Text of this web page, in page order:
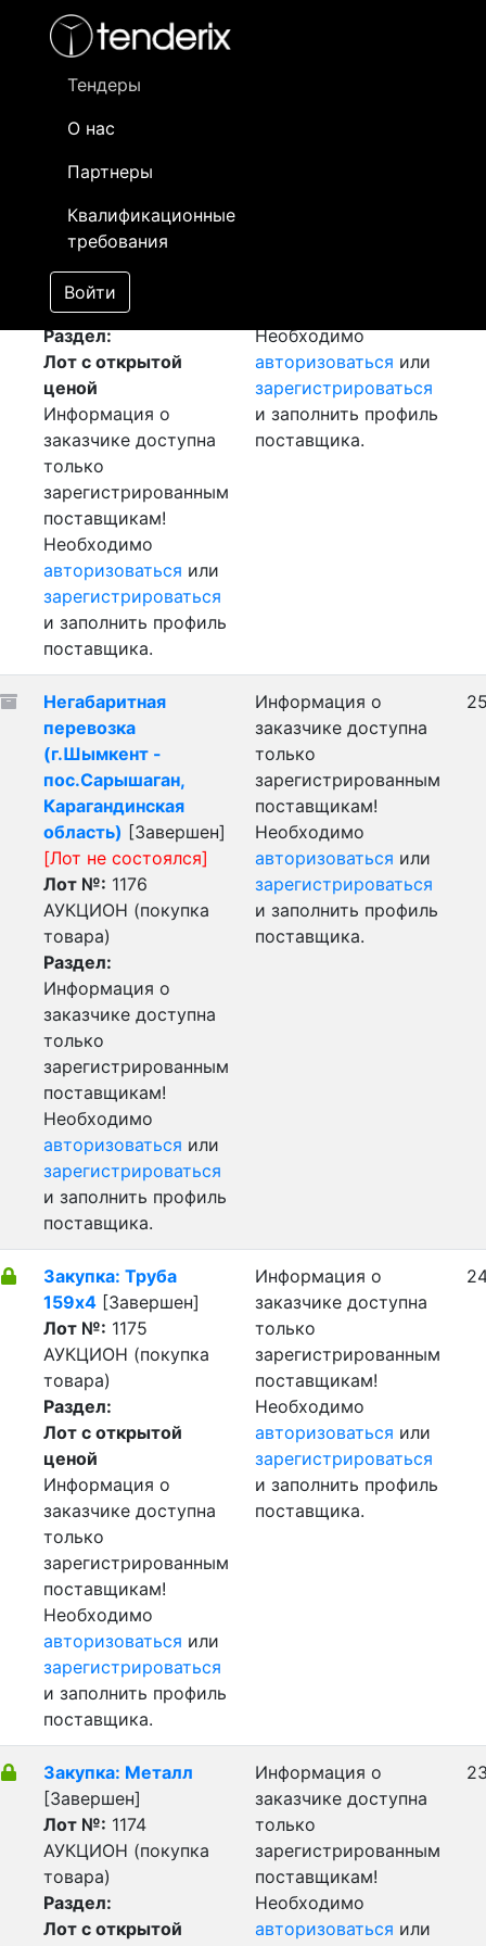
Тендеры
О нас
Партнеры
Квалификационные
требования
Войти
- активный лот
- сохраненный лот (не опубликован)
Закупка: Листы
[Завершен]
Лот №:
АУКЦИОН (покупка
товара)
Раздел:
Лот с открытой
ценой
Информация о
заказчике доступна
только
зарегистрированным
поставщикам!
Необходимо
авторизоваться или
зарегистрироваться
и заполнить профиль
поставщика.
Необходимо
авторизоваться или
зарегистрироваться
и заполнить профиль
поставщика.
Негабаритная
перевозка
(г.Шымкент -
пос.Сарышаган,
Карагандинская
область) [Завершен]
[Лот не состоялся]
Лот №: 1176
АУКЦИОН (покупка
товара)
Раздел:
Информация о
заказчике доступна
только
зарегистрированным
поставщикам!
Необходимо
авторизоваться или
зарегистрироваться
и заполнить профиль
поставщика.
Информация о
заказчике доступна
только
зарегистрированным
поставщикам!
Необходимо
авторизоваться или
зарегистрироваться
и заполнить профиль
поставщика.
Закупка: Труба
159х4 [Завершен]
Лот №: 1175
АУКЦИОН (покупка
товара)
Раздел:
Лот с открытой
ценой
Информация о
заказчике доступна
только
зарегистрированным
поставщикам!
Необходимо
авторизоваться или
зарегистрироваться
и заполнить профиль
поставщика.
Информация о
заказчике доступна
только
зарегистрированным
поставщикам!
Необходимо
авторизоваться или
зарегистрироваться
и заполнить профиль
поставщика.
Закупка: Металл
[Завершен]
Лот №: 1174
АУКЦИОН (покупка
товара)
Раздел:
Лот с открытой
Информация о
заказчике доступна
только
зарегистрированным
поставщикам!
Необходимо
авторизоваться или